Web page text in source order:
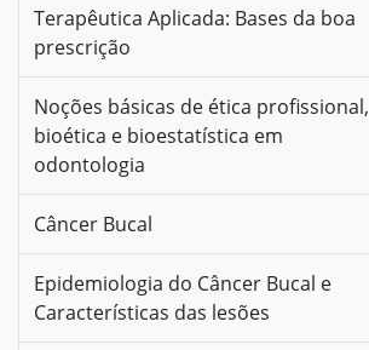
Terapêutica Aplicada: Bases da boa
prescrição
Noções básicas de ética profissional,
bioética e bioestatística em
odontologia
Câncer Bucal
Epidemiologia do Câncer Bucal e
Características das lesões